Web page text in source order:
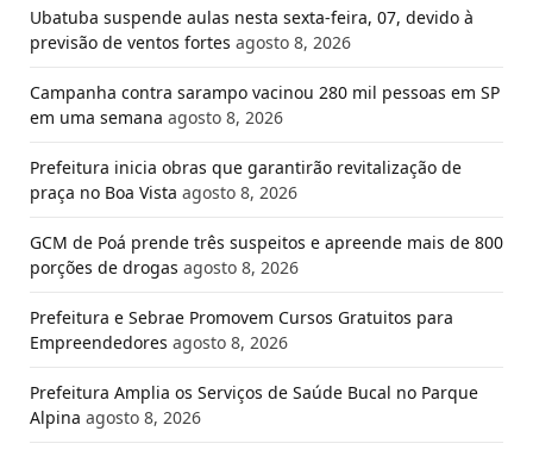
Ubatuba suspende aulas nesta sexta-feira, 07, devido à
previsão de ventos fortes agosto 8, 2026
Campanha contra sarampo vacinou 280 mil pessoas em SP
em uma semana agosto 8, 2026
Prefeitura inicia obras que garantirão revitalização de
praça no Boa Vista agosto 8, 2026
GCM de Poá prende três suspeitos e apreende mais de 800
porções de drogas agosto 8, 2026
Prefeitura e Sebrae Promovem Cursos Gratuitos para
Empreendedores agosto 8, 2026
Prefeitura Amplia os Serviços de Saúde Bucal no Parque
Alpina agosto 8, 2026